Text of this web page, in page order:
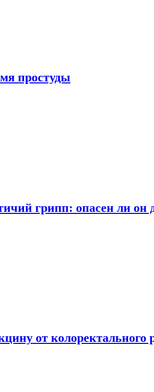
простуды
грипп: опасен ли он
от колоректального